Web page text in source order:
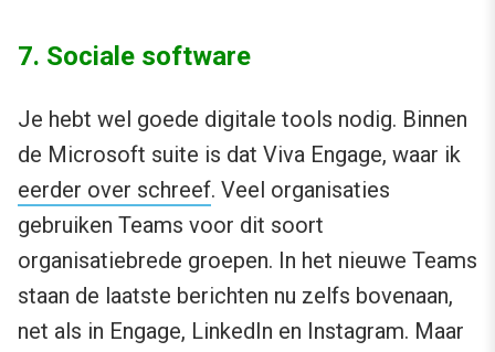
7. Sociale software
Je hebt wel goede digitale tools nodig. Binnen
de Microsoft suite is dat Viva Engage, waar ik
eerder over schreef. Veel organisaties
gebruiken Teams voor dit soort
organisatiebrede groepen. In het nieuwe Teams
staan de laatste berichten nu zelfs bovenaan,
net als in Engage, LinkedIn en Instagram. Maar